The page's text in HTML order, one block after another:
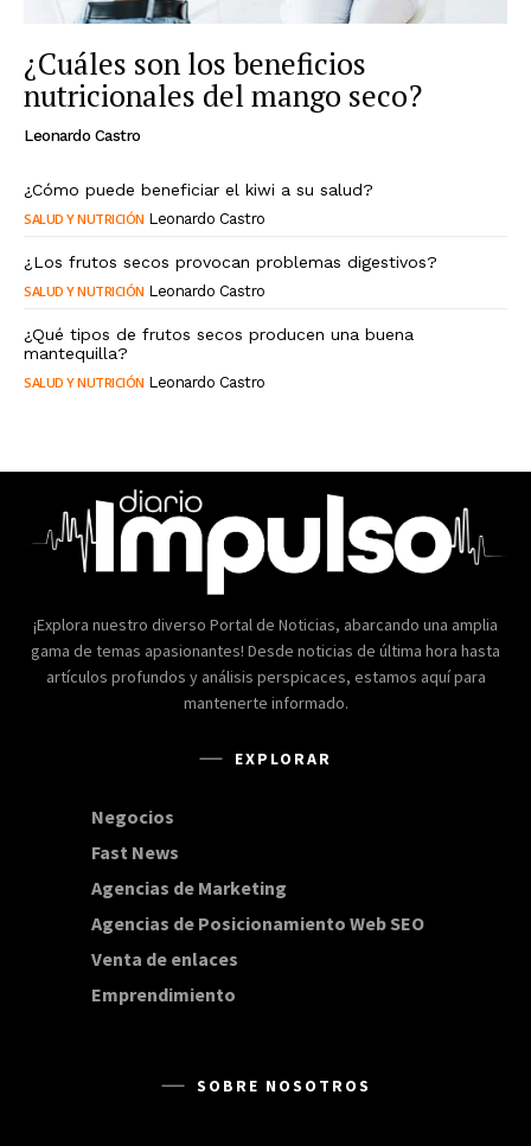
¿Cuáles son los beneficios
nutricionales del mango seco?
Leonardo Castro
¿Cómo puede beneficiar el kiwi a su salud?
SALUD Y NUTRICIÓN Leonardo Castro
¿Los frutos secos provocan problemas digestivos?
SALUD Y NUTRICIÓN Leonardo Castro
¿Qué tipos de frutos secos producen una buena
mantequilla?
SALUD Y NUTRICIÓN Leonardo Castro
¡Explora nuestro diverso Portal de Noticias, abarcando una amplia
gama de temas apasionantes! Desde noticias de última hora hasta
artículos profundos y análisis perspicaces, estamos aquí para
mantenerte informado.
EXPLORAR
Negocios
Fast News
Agencias de Marketing
Agencias de Posicionamiento Web SEO20
Venta de enlaces
Emprendimiento
SOBRE NOSOTROS